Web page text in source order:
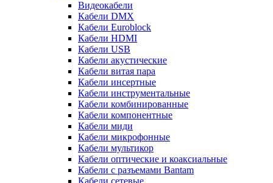
Видеокабели
Кабели DMX
Кабели Euroblock
Кабели HDMI
Кабели USB
Кабели акустические
Кабели витая пара
Кабели инсертные
Кабели инструментальные
Кабели комбинированные
Кабели компонентные
Кабели миди
Кабели микрофонные
Кабели мультикор
Кабели оптические и коаксиальные
Кабели с разъемами Bantam
Кабели сетевые